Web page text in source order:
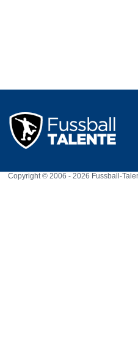
Copyright © 2006 - 2026 Fussball-